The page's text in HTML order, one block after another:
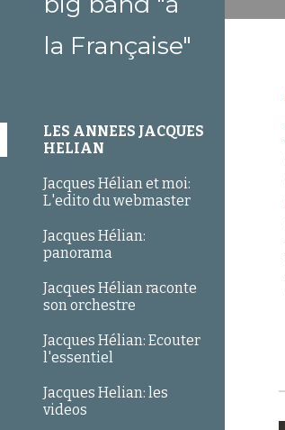
la Française"
LES ANNEES JACQUES
HELIAN
Jacques Hélian et moi:
L'edito du webmaster
Jacques Hélian:
panorama
Jacques Hélian raconte
son orchestre
Jacques Hélian: Ecouter
l'essentiel
Jacques Helian: les
videos